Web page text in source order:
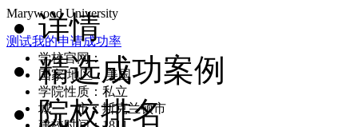
Marywood University
测试我的申请成功率
学校官网：
www.marywood.edu/
国家/地区：美国
学院性质：私立
城 市：斯克兰顿市
详情
精选成功案例
院校排名